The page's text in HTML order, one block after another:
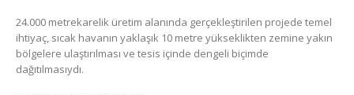
24.000 metrekarelik üretim alanında gerçekleştirilen projede temel
ihtiyaç, sıcak havanın yaklaşık 10 metre yükseklikten zemine yakın
bölgelere ulaştırılması ve tesis içinde dengeli biçimde
dağıtılmasıydı.